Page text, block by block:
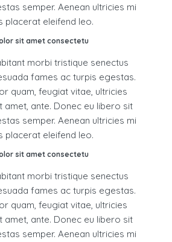
semper. Aenean ultricies mi
placerat eleifend leo.
sit amet consectetu
morbi tristique senectus
fames ac turpis egestas.
quam, feugiat vitae, ultricies
amet, ante. Donec eu libero sit
semper. Aenean ultricies mi
placerat eleifend leo.
sit amet consectetu
morbi tristique senectus
fames ac turpis egestas.
quam, feugiat vitae, ultricies
amet, ante. Donec eu libero sit
semper. Aenean ultricies mi